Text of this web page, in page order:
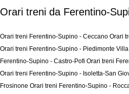
Orari treni da Ferentino-
Orari treni Ferentino-Supino - Ceccano Orari
Orari treni Ferentino-Supino - Piedimonte
Ferentino-Supino - Castro-Pofi Orari treni
Orari treni Ferentino-Supino - Isoletta-San
Frosinone Orari treni Ferentino-Supino -